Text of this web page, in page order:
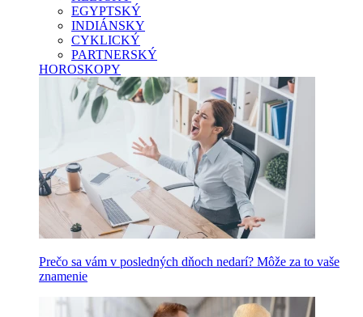
EGYPTSKÝ
INDIÁNSKY
CYKLICKÝ
PARTNERSKÝ
HOROSKOPY
Prečo sa vám v posledných dňoch nedarí? Môže za to vaše
znamenie